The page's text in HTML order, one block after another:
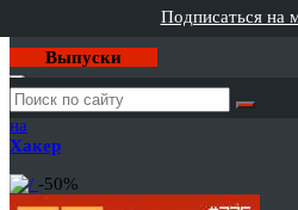
Подписаться на
Выпуски
Годовая
подписка
на
Хакер
-50%